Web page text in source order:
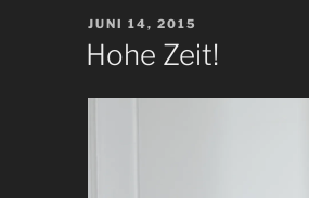
VERÖFFENTLICHT
AM
JUNI 14, 2015
Hohe Zeit!